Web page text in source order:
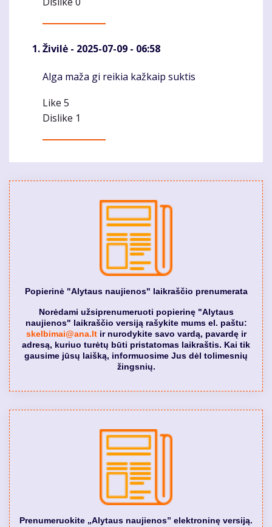
Živilė - 2025-07-09 - 06:58
Komentaras
Alga maža gi reikia kažkaip suktis
Like 5
Dislike 1
Popierinė "Alytaus naujienos" laikraščio prenumerata
Norėdami užsiprenumeruoti popierinę "Alytaus
naujienos" laikraščio versiją rašykite mums el. paštu:
skelbimai@ana.ltir nurodykite savo vardą, pavardę ir
adresą, kuriuo turėtų būti pristatomas laikraštis. Kai tik
gausime jūsų laišką, informuosime Jus dėl tolimesnių
žingsnių.
Prenumeruokite „Alytaus naujienos” elektroninę versiją.